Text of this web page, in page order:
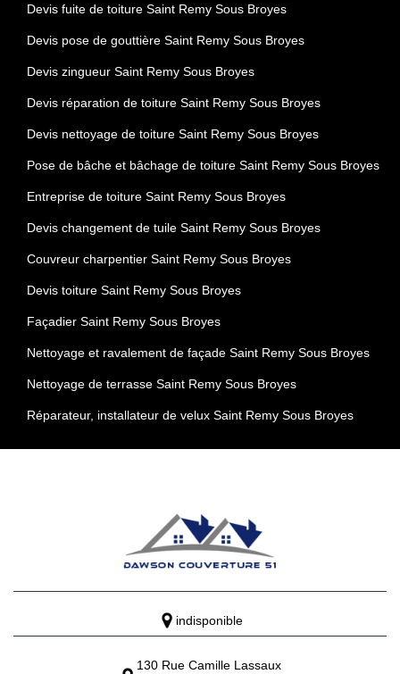
Devis fuite de toiture Saint Remy Sous Broyes
Devis pose de gouttière Saint Remy Sous Broyes
Devis zingueur Saint Remy Sous Broyes
Devis réparation de toiture Saint Remy Sous Broyes
Devis nettoyage de toiture Saint Remy Sous Broyes
Pose de bâche et bâchage de toiture Saint Remy Sous Broyes
Entreprise de toiture Saint Remy Sous Broyes
Devis changement de tuile Saint Remy Sous Broyes
Couvreur charpentier Saint Remy Sous Broyes
Devis toiture Saint Remy Sous Broyes
Façadier Saint Remy Sous Broyes
Nettoyage et ravalement de façade Saint Remy Sous Broyes
Nettoyage de terrasse Saint Remy Sous Broyes
Réparateur, installateur de velux Saint Remy Sous Broyes
indisponible
130 Rue Camille Lassaux